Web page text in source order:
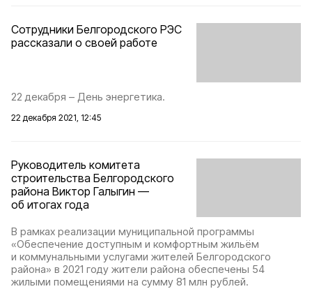
Сотрудники Белгородского РЭС
рассказали о своей работе
22 декабря – День энергетика.
22 декабря 2021, 12:45
Руководитель комитета
строительства Белгородского
района Виктор Галыгин —
об итогах года
В рамках реализации муниципальной программы
«Обеспечение доступным и комфортным жильём
и коммунальными услугами жителей Белгородского
района» в 2021 году жители района обеспечены 54
жилыми помещениями на сумму 81 млн рублей.